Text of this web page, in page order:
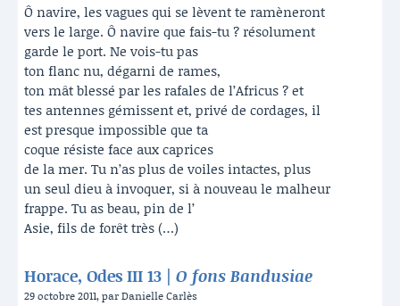
Ô navire, les vagues qui se lèvent te ramèneront
vers le large. Ô navire que fais-tu ? résolument
garde le port. Ne vois-tu pas
ton flanc nu, dégarni de rames,
ton mât blessé par les rafales de l’Africus ? et
tes antennes gémissent et, privé de cordages, il
est presque impossible que ta
coque résiste face aux caprices
de la mer. Tu n’as plus de voiles intactes, plus
un seul dieu à invoquer, si à nouveau le malheur
frappe. Tu as beau, pin de l’
Asie, fils de forêt très (…)
Horace, Odes III 13 | O fons Bandusiae
29 octobre 2011, par Danielle Carlès